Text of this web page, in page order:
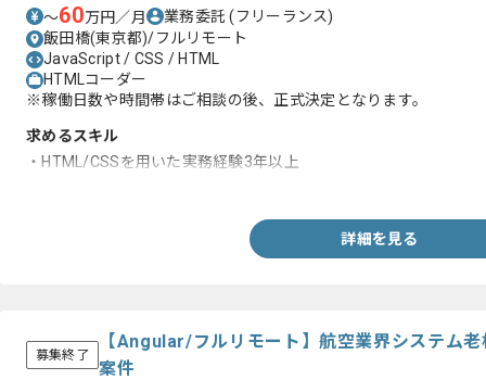
〜60万円／月 業務委託(フリーランス)
飯田橋(東京都)/フルリモート
JavaScript / CSS / HTML
HTMLコーダー
※稼働日数や時間帯はご相談の後、正式決定となります。
求めるスキル
・HTML/CSSを用いた実務経験3年以上
詳細を見る
募集終了
【Angular/フルリモート】航空業界システム
案件